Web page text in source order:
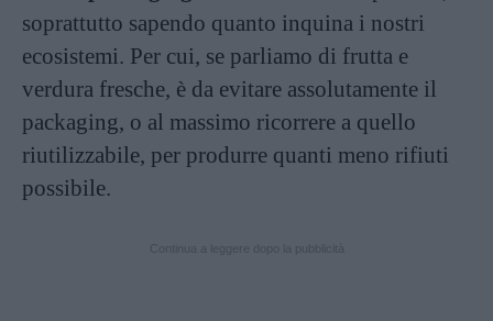
soprattutto sapendo quanto inquina i nostri
ecosistemi. Per cui, se parliamo di frutta e
verdura fresche, è da evitare assolutamente il
packaging, o al massimo ricorrere a quello
riutilizzabile, per produrre quanti meno rifiuti
possibile.